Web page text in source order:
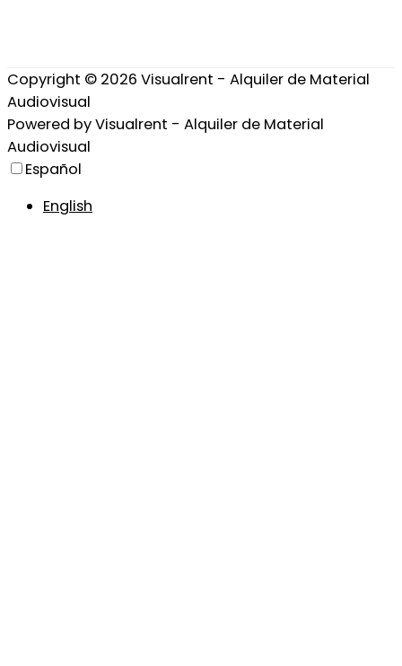
Copyright © 2026 Visualrent - Alquiler de Material
Audiovisual
Powered byVisualrent - Alquiler de Material
Audiovisual
Español
English